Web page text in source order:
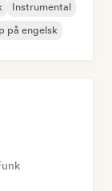
Instrumental
på engelsk